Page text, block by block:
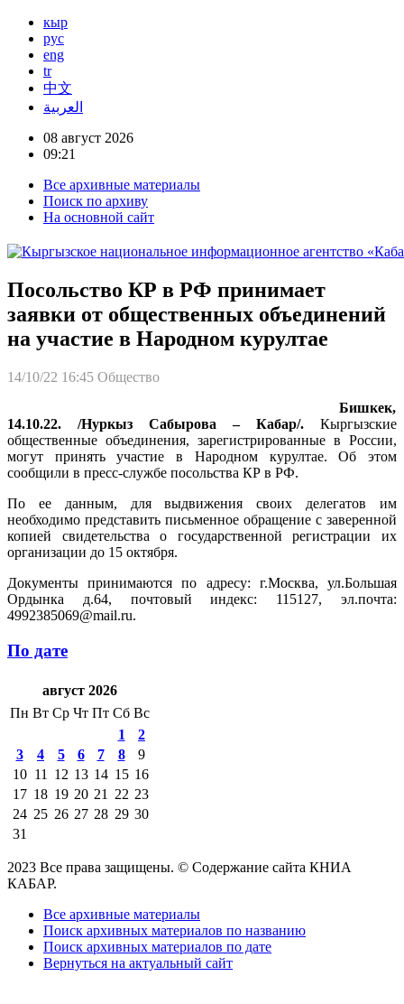
кыр
рус
eng
tr
中文
العربية
08 август 2026
09:21
Все архивные материалы
Поиск по архиву
На основной сайт
Посольство КР в РФ принимает
заявки от общественных объединений
на участие в Народном курултае
14/10/22 16:45 Общество
Бишкек,
14.10.22. /Нуркыз Сабырова – Кабар/. Кыргызские
общественные объединения, зарегистрированные в России,
могут принять участие в Народном курултае. Об этом
сообщили в пресс-службе посольства КР в РФ.
По ее данным, для выдвижения своих делегатов им
необходимо представить письменное обращение с заверенной
копией свидетельства о государственной регистрации их
организации до 15 октября.
Документы принимаются по адресу: г.Москва, ул.Большая
Ордынка д.64, почтовый индекс: 115127, эл.почта:
4992385069@mail.ru.
По дате
август 2026
Пн Вт Ср Чт Пт Сб Вс
1
2
3
4 5 6 7 8
9
10 11 12 13 14 15 16
17 18 19 20 21 22 23
24 25 26 27 28 29 30
31
2023 Все права защищены. © Содержание сайта КНИА
КАБАР.
Все архивные материалы
Поиск архивных материалов по названию
Поиск архивных материалов по дате
Вернуться на актуальный сайт